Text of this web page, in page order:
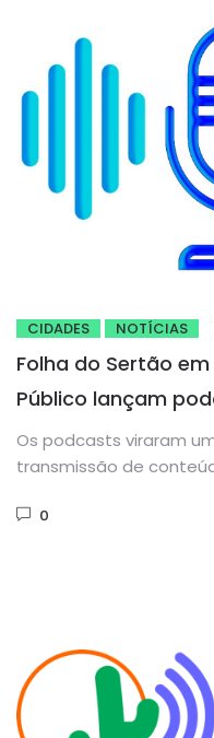
CIDADES NOTÍCIAS
Folha do Sertão
Público lançam
informações à
Os podcasts viraram
transmissão de
0